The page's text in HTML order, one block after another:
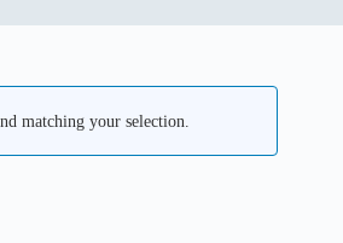
matching your selection.